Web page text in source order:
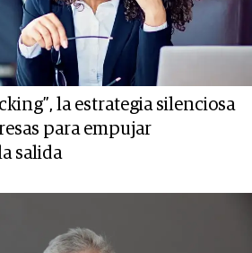
la estrategia silenciosa
para empujar
salida